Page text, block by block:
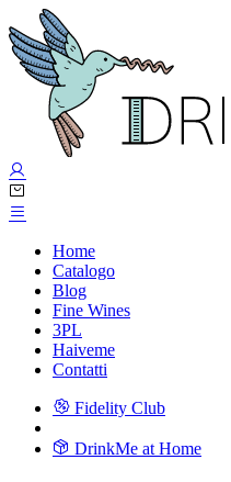
Home
Catalogo
Blog
Fine Wines
3PL
Haiveme
Contatti
Fidelity Club
DrinkMe at Home